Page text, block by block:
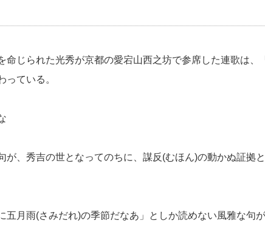
点(151)
に学ぶ繁栄企業のブランド戦略(39)
次もあなたにお願いしたいと思われる「一流の仕事術」
社長の右腕をつくる 人と組織を動かす(200)
酒井英之の社長のビジョン実現道場(10)
銀行交渉はこうしなさい！(12)
社長
じられた光秀が京都の愛宕山西之坊で参席した連歌は、
っている。
、秀吉の世となってのちに、謀反(むほん)の動かぬ証拠
月雨(さみだれ)の季節だなあ」としか読めない風雅な句